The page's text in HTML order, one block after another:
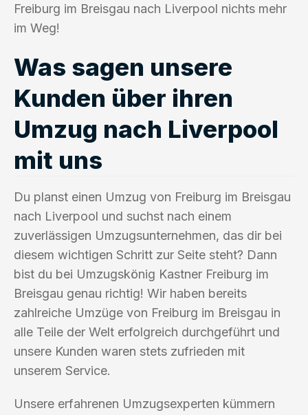
Freiburg im Breisgau nach Liverpool nichts mehr
im Weg!
Was sagen unsere
Kunden über ihren
Umzug nach Liverpool
mit uns
Du planst einen Umzug von Freiburg im Breisgau
nach Liverpool und suchst nach einem
zuverlässigen Umzugsunternehmen, das dir bei
diesem wichtigen Schritt zur Seite steht? Dann
bist du bei Umzugskönig Kastner Freiburg im
Breisgau genau richtig! Wir haben bereits
zahlreiche Umzüge von Freiburg im Breisgau in
alle Teile der Welt erfolgreich durchgeführt und
unsere Kunden waren stets zufrieden mit
unserem Service.
Unsere erfahrenen Umzugsexperten kümmern